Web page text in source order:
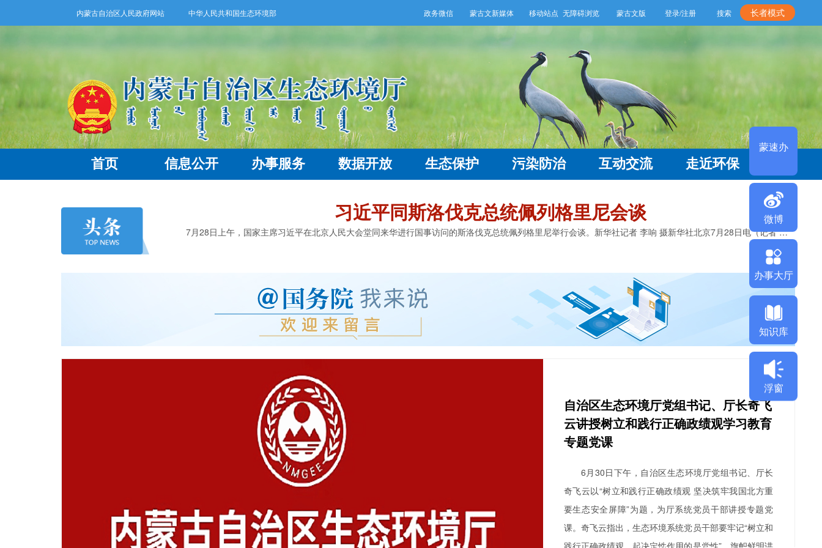
内蒙古自治区人民政府网站 中华人民共和国生态环境部 蒙古文新媒体 移动站点 无障碍浏览 蒙古文版 登录/注册 搜索 长者模式
首页 信息公开 办事服务 数据开放 生态保护 污染防治 互动交流 走近环保
习近平同斯洛伐克总统佩列格里尼会谈
7月28日上午，国家主席习近平在北京人民大会堂同来华进行国事访问的斯洛伐克总统佩列格里尼举行会谈。新华社记者 李响 摄新华社北京7月28日电（记者 邵艺博）...
自治区生态环境厅党组书记、厅长奇飞
云讲授树立和践行正确政绩观学习教育
专题党课
6月30日下午，自治区生态环境厅党组书记、厅长
奇飞云以“树立和践行正确政绩观 坚决筑牢我国北方重
要生态安全屏障”为题，为厅系统党员干部讲授专题党
课。奇飞云指出，生态环境系统党员干部要牢记“树立和
蒙速办
办事大厅
知识库
换“全国建设项目环评统一审批系
统”的通知
学习贯彻生态环境法